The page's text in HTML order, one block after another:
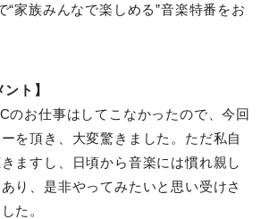
“家族みんなで楽しめる”⾳楽特番をお
ト】
のお仕事はしてこなかったので、今回
ーを頂き、⼤変驚きました。ただ私⾃
ますし、⽇頃から⾳楽には慣れ親し
り、是⾮やってみたいと思い受けさ
た。